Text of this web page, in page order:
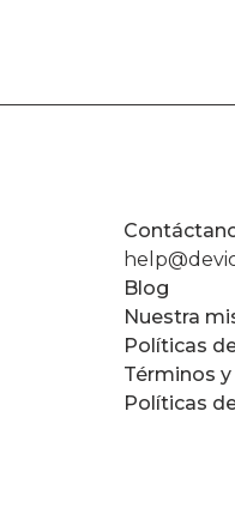
Blog
Nuestra
Políticas
Términos
Políticas